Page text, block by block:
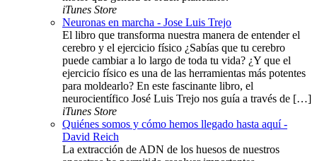
iTunes Store
Neuronas en marcha - Jose Luis Trejo
El libro que transforma nuestra manera de entender el
cerebro y el ejercicio físico ¿Sabías que tu cerebro
puede cambiar a lo largo de toda tu vida? ¿Y que el
ejercicio físico es una de las herramientas más potentes
para moldearlo? En este fascinante libro, el
neurocientífico José Luis Trejo nos guía a través de […]
iTunes Store
Quiénes somos y cómo hemos llegado hasta aquí -
David Reich
La extracción de ADN de los huesos de nuestros